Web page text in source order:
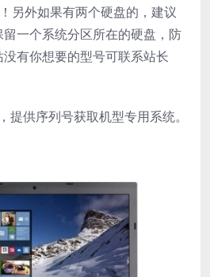
另外如果有两个硬盘的，建议
一个系统分区所在的硬盘，防
有你想要的型号可联系站长
供序列号获取机型专用系统。